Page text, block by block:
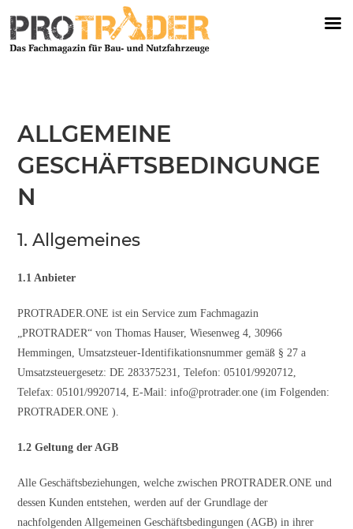
ALLGEMEINE
GESCHÄFTSBEDINGUNGE
N
1. Allgemeines
1.1 Anbieter
PROTRADER.ONE ist ein Service zum Fachmagazin
„PROTRADER“ von Thomas Hauser, Wiesenweg 4, 30966
Hemmingen, Umsatzsteuer-Identifikationsnummer gemäß § 27 a
Umsatzsteuergesetz: DE 283375231, Telefon: 05101/9920712,
Telefax: 05101/9920714, E-Mail:info@protrader.one (im Folgenden:
PROTRADER.ONE ).
1.2 Geltung der AGB
Alle Geschäftsbeziehungen, welche zwischen PROTRADER.ONE und
dessen Kunden entstehen, werden auf der Grundlage der
nachfolgenden Allgemeinen Geschäftsbedingungen (AGB) in ihrer